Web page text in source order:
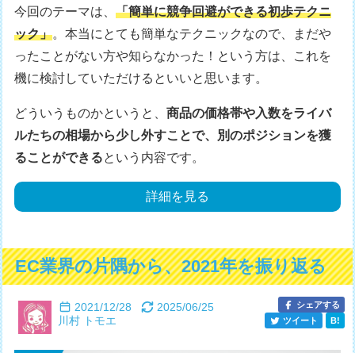
今回のテーマは、「簡単に競争回避ができる初歩テクニ
ック」。本当にとても簡単なテクニックなので、まだや
ったことがない方や知らなかった！という方は、これを
機に検討していただけるといいと思います。
どういうものかというと、商品の価格帯や入数をライバ
ルたちの相場から少し外すことで、別のポジションを獲
ることができるという内容です。
詳細を見る
EC業界の片隅から、2021年を振り返る
2021/12/28
2025/06/25
川村 トモエ
シェアする
ツイート
B!